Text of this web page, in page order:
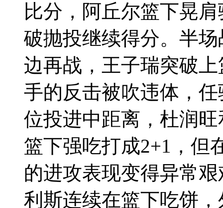
比分，阿丘尔篮下晃
破抛投继续得分。半
边再战，王子瑞突破
手的反击被吹违体，
位投进中距离，杜润
篮下强吃打成2+1，但
的进攻表现变得异常
利斯连续在篮下吃饼